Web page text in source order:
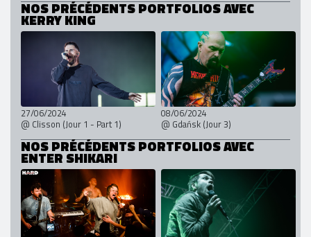
NOS PRÉCÉDENTS PORTFOLIOS AVEC
KERRY KING
27/06/2024
@ Clisson (Jour 1 - Part 1)
08/06/2024
@ Gdańsk (Jour 3)
NOS PRÉCÉDENTS PORTFOLIOS AVEC
ENTER SHIKARI